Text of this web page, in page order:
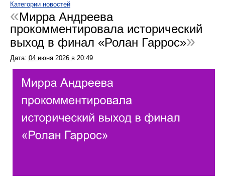
Категории новостей
Мирра Андреева
прокомментировала исторический
выход в финал «Ролан Гаррос»
Дата: 04 июня 2026 в 20:49